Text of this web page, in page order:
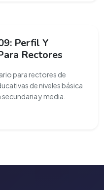
Perfil Y
Rectores
para rectores de
de niveles básica
y media.